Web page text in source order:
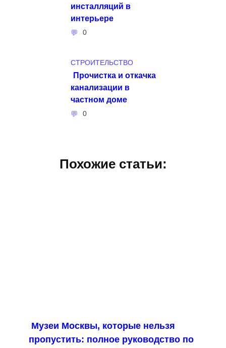
инсталляций в
интерьере
0
СТРОИТЕЛЬСТВО
Прочистка и откачка
канализации в
частном доме
0
Похожие статьи:
Музеи Москвы, которые нельзя
пропустить: полное руководство по